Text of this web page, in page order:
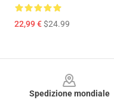
22,99 €$24.99
Spedizione mondiale